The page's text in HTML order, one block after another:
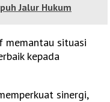
Jalur Hukum
memantau situasi
kepada
sinergi,